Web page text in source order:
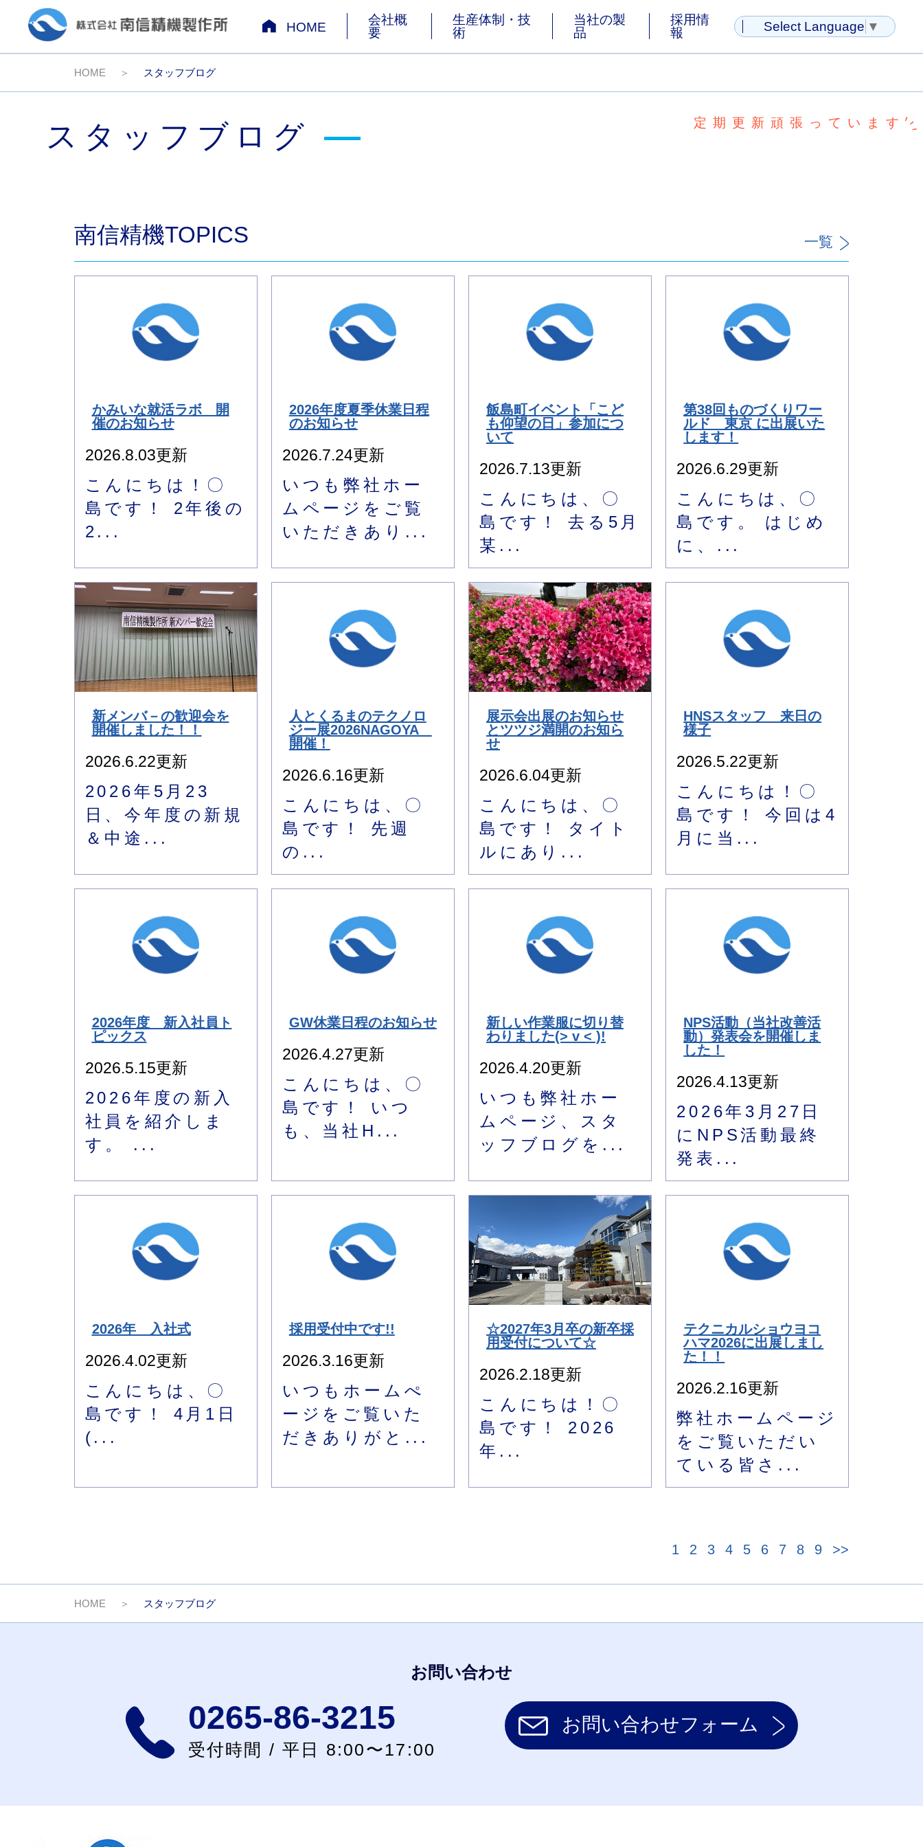
HOME
会社概
要
生産体制・技
術
当社の製
品
採用情
報
Select Language ▼
HOME スタッフブログ
スタッフブログ 定期更新頑張っています
南信精機TOPICS 一覧
かみいな就活ラボ 開
催のお知らせ
2026.8.03更新
こんにちは！〇
島です！ 2年後の
2...
2026年度夏季休業日程
のお知らせ
2026.7.24更新
いつも弊社ホー
ムページをご覧
いただきあり...
飯島町イベント「こど
も仰望の日」参加につ
いて
2026.7.13更新
こんにちは、〇
島です！ 去る5月
某...
第38回ものづくりワー
ルド 東京 に出展いた
します！
2026.6.29更新
こんにちは、〇
島です。 はじめ
に、...
新メンバ－の歓迎会を
開催しました！！
2026.6.22更新
2026年5月23
日、今年度の新規
＆中途...
人とくるまのテクノロ
ジー展2026NAGOYA
開催！
2026.6.16更新
こんにちは、〇
島です！ 先週
の...
展示会出展のお知らせ
とツツジ満開のお知ら
せ
2026.6.04更新
こんにちは、〇
島です！ タイト
ルにあり...
HNSスタッフ 来日の
様子
2026.5.22更新
こんにちは！〇
島です！ 今回は4
月に当...
2026年度 新入社員ト
ピックス
2026.5.15更新
2026年度の新入
社員を紹介しま
す。 ...
GW休業日程のお知らせ
2026.4.27更新
こんにちは、〇
島です！ いつ
も、当社H...
新しい作業服に切り替
わりました(> v < )!
2026.4.20更新
いつも弊社ホー
ムページ、スタ
ッフブログを...
NPS活動（当社改善活
動）発表会を開催しま
した！
2026.4.13更新
2026年3月27日
にNPS活動最終
発表...
2026年 入社式
2026.4.02更新
こんにちは、〇
島です！ 4月1日
(...
採用受付中です!!
2026.3.16更新
いつもホームぺ
ージをご覧いた
だきありがと...
☆2027年3月卒の新卒採
用受付について☆
2026.2.18更新
こんにちは！〇
島です！ 2026
年...
テクニカルショウヨコ
ハマ2026に出展しまし
た！！
2026.2.16更新
弊社ホームページ
をご覧いただい
ている皆さ...
1 2 3 4 5 6 7 8 9 >>
HOME スタッフブログ
お問い合わせ
0265-86-3215
受付時間 / 平日 8:00〜17:00
お問い合わせフォーム